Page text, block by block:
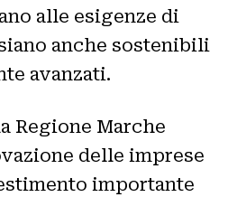
alle esigenze di
anche sostenibili
avanzati.
Regione Marche
delle imprese
importante